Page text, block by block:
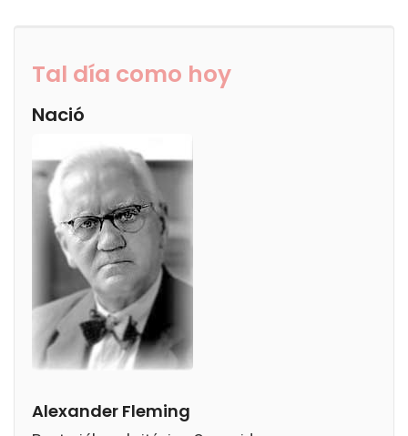
Tal día como hoy
Nació
Alexander Fleming